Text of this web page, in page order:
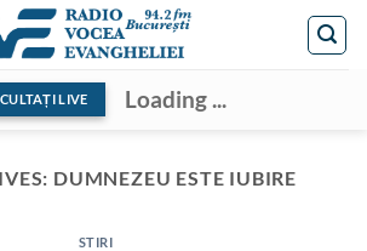
LIVE Loading ...
DUMNEZEU ESTE IUBIRE
STIRI